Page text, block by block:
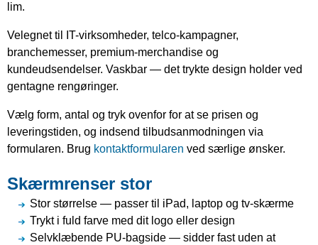
lim.
Velegnet til IT-virksomheder, telco-kampagner,
branchemesser, premium-merchandise og
kundeudsendelser. Vaskbar — det trykte design holder ved
gentagne rengøringer.
Vælg form, antal og tryk ovenfor for at se prisen og
leveringstiden, og indsend tilbudsanmodningen via
formularen. Brug kontaktformularen ved særlige ønsker.
Skærmrenser stor
Stor størrelse — passer til iPad, laptop og tv-skærme
Trykt i fuld farve med dit logo eller design
Selvklæbende PU-bagside — sidder fast uden at